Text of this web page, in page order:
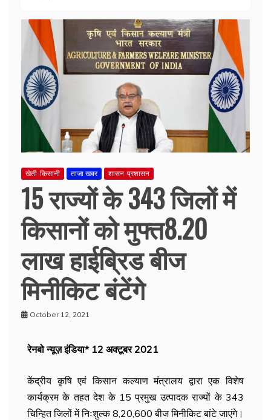
खेती-किसानी ताजा खबर शासन-प्रशासन
15 राज्यों के 343 जिलों में
किसानों को मुफ्त8.20
लाख हाईब्रिड बीज
मिनीकिट बंटेंगे
October 12, 2021
रेनबो न्यूज़ इंडिया* 12 अक्टूबर 2021
केंद्रीय कृषि एवं किसान कल्याण मंत्रालय द्वारा एक विशेष
कार्यक्रम के तहत देश के 15 प्रमुख उत्पादक राज्यों के 343
चिन्हित जिलों में निःशुल्क 8,20,600 बीज मिनीकिट बांटे जाएंगे।